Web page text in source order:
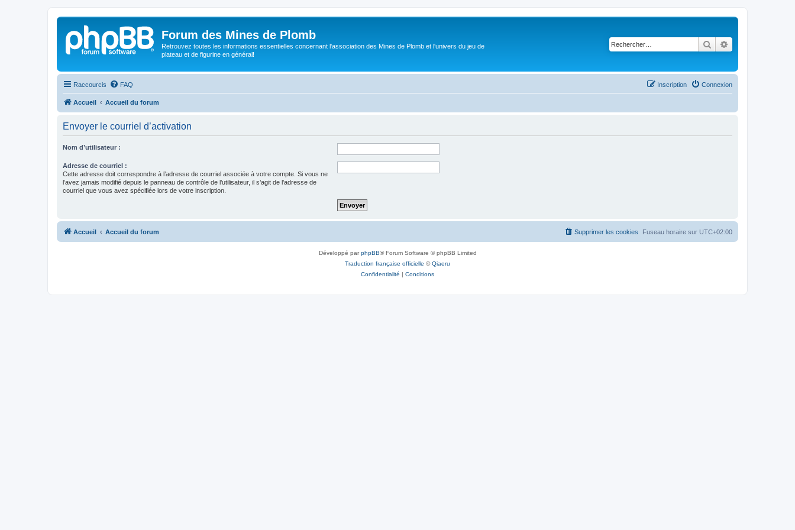
Forum des Mines de Plomb
Retrouvez toutes les informations essentielles concernant l'association des Mines de Plomb et l'univers du jeu de
plateau et de figurine en général!
Rechercher
Raccourcis FAQ Connexion
Inscription
Accueil Accueil du forum
Envoyer le courriel d’activation
Nom d’utilisateur :
Adresse de courriel :
Cette adresse doit correspondre à l’adresse de courriel associée à votre compte. Si vous ne
l’avez jamais modifié depuis le panneau de contrôle de l’utilisateur, il s’agit de l’adresse de
courriel que vous avez spécifiée lors de votre inscription.
Accueil Accueil du forum Fuseau horaire sur UTC+02:00
Supprimer les cookies
Développé parphpBB® Forum Software © phpBB Limited
Traduction française officielle ©Qiaeru
Confidentialité | Conditions